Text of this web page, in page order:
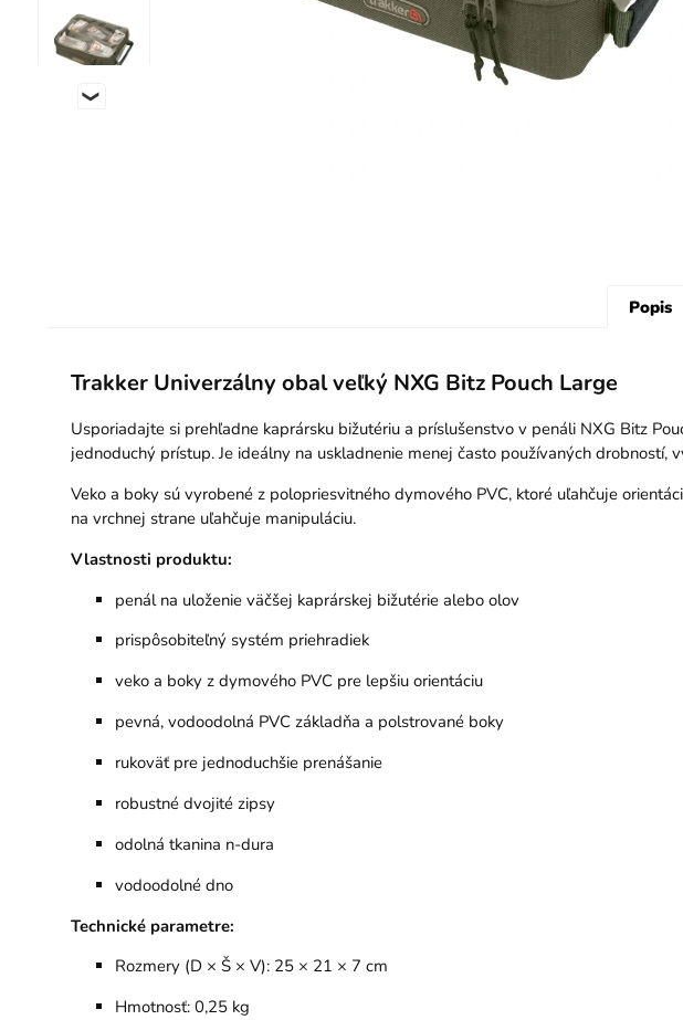
Popis
Trakker Univerzálny obal veľký NXG Bitz Pouch Large
Usporiadajte si prehľadne kaprársku bižutériu a príslušenstvo v penáli NXG Bitz
jednoduchý prístup. Je ideálny na uskladnenie menej často používaných
Veko a boky sú vyrobené z polopriesvitného dymového PVC, ktoré uľahčuje
na vrchnej strane uľahčuje manipuláciu.
Vlastnosti produktu:
penál na uloženie väčšej kaprárskej bižutérie alebo olov
prispôsobiteľný systém priehradiek
veko a boky z dymového PVC pre lepšiu orientáciu
pevná, vodoodolná PVC základňa a polstrované boky
rukoväť pre jednoduchšie prenášanie
robustné dvojité zipsy
odolná tkanina n-dura
vodoodolné dno
Technické parametre:
Rozmery (D × Š × V): 25 × 21 × 7 cm
Hmotnosť: 0,25 kg